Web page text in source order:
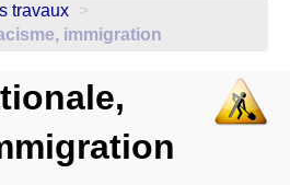
travaux >
immigration